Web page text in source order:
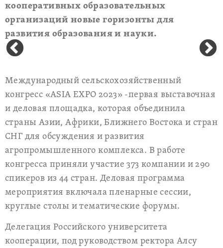
кооперативных образовательных
организаций новые горизонты для
развития образования и науки.
Международный сельскохозяйственный
конгресс «ASIA EXPO 2023» -первая выставочная
и деловая площадка, которая объединила
страны Азии, Африки, Ближнего Востока и стран
СНГ для обсуждения и развития
агропромышленного комплекса. В работе
конгресса приняли участие 373 компании и 290
спикеров из 44 стран. Деловая программа
мероприятия включала пленарные сессии,
круглые столы и тематические форумы.
Делегация Российского университета
кооперации, под руководством ректора Алсу